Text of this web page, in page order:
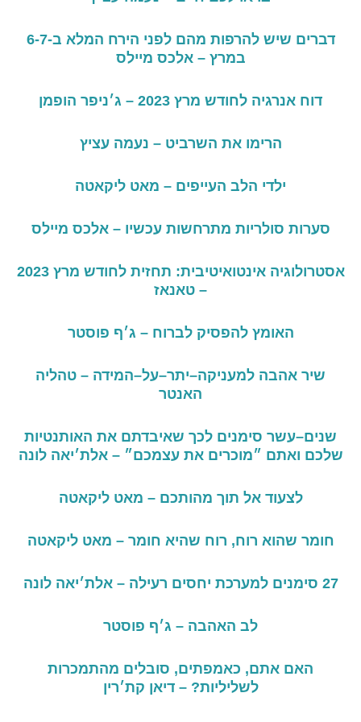
דברים שיש להרפות מהם לפני הירח המלא ב-6-7
במרץ – אלכס מיילס
דוח אנרגיה לחודש מרץ 2023 – ג׳ניפר הופמן
הרימו את השרביט – נעמה עציץ
ילדי הלב העייפים – מאט ליקאטה
סערות סולריות מתרחשות עכשיו – אלכס מיילס
אסטרולוגיה אינטואיטיבית: תחזית לחודש מרץ 2023
– טאנאז
האומץ להפסיק לברוח – ג׳ף פוסטר
שיר אהבה למעניקה–יתר–על–המידה – טהליה
האנטר
שנים–עשר סימנים לכך שאיבדתם את האותנטיות
שלכם ואתם ״מוכרים את עצמכם״ – אלת׳יאה לונה
לצעוד אל תוך מהותכם – מאט ליקאטה
חומר שהוא רוח, רוח שהיא חומר – מאט ליקאטה
27 סימנים למערכת יחסים רעילה – אלת׳יאה לונה
לב האהבה – ג׳ף פוסטר
האם אתם, כאמפתים, סובלים מהתמכרות
לשליליות? – דיאן קת׳רין